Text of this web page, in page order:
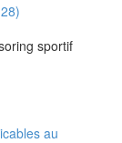
sportif
au